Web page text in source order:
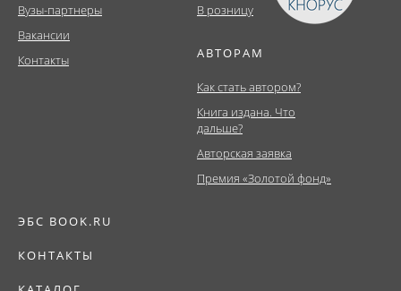
Вузы-партнеры
Вакансии
Контакты
В розницу
АВТОРАМ
Как стать автором?
Книга издана. Что
дальше?
Авторская заявка
Премия «Золотой фонд»
ЭБС BOOK.RU
КОНТАКТЫ